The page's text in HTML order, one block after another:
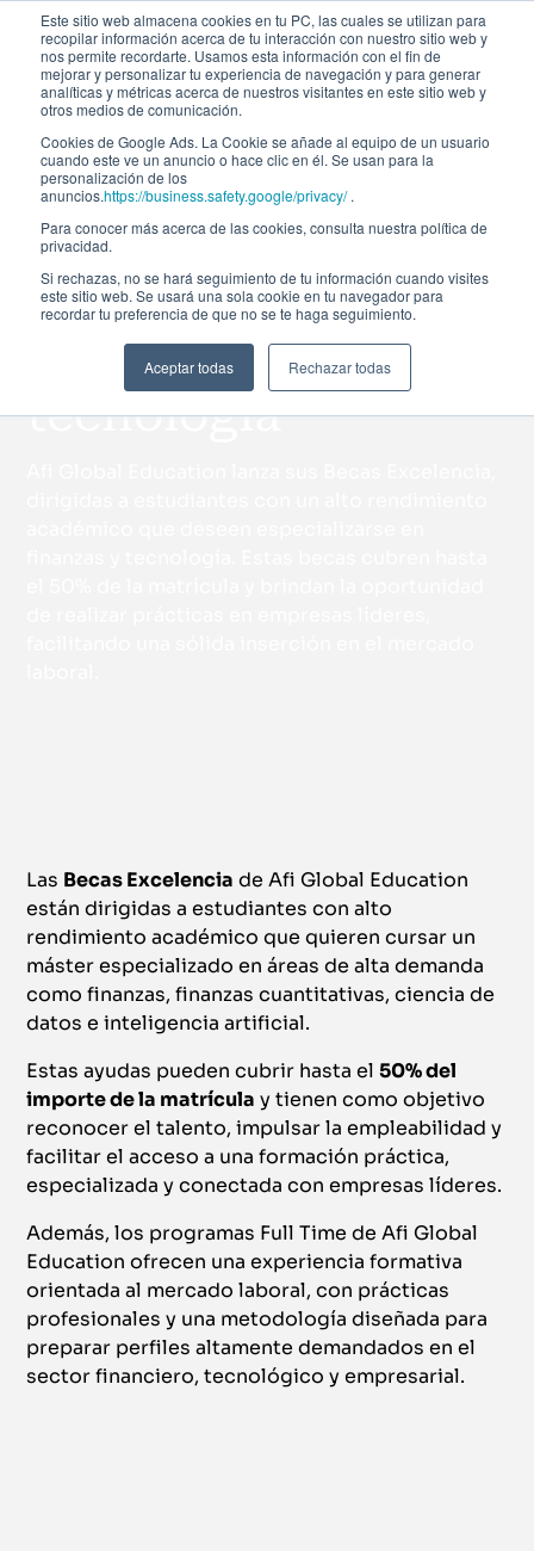
Este sitio web almacena cookies en tu PC, las cuales se utilizan para
recopilar información acerca de tu interacción con nuestro sitio web y
nos permite recordarte. Usamos esta información con el fin de
mejorar y personalizar tu experiencia de navegación y para generar
analíticas y métricas acerca de nuestros visitantes en este sitio web y
otros medios de comunicación.
Cookies de Google Ads. La Cookie se añade al equipo de un usuario
cuando este ve un anuncio o hace clic en él. Se usan para la
personalización de los
anuncios.https://business.safety.google/privacy/.
Para conocer más acerca de las cookies, consulta nuestra política de
privacidad.
Si rechazas, no se hará seguimiento de tu información cuando visites
este sitio web. Se usará una sola cookie en tu navegador para
recordar tu preferencia de que no se te haga seguimiento.
Aceptar todas Rechazar todas
Becas Excelencia
Afi: ayudas para
másteres en
finanzas y
tecnología
Las Becas Excelencia de Afi Global Education
están dirigidas a estudiantes con alto
rendimiento académico que quieren cursar un
máster especializado en áreas de alta demanda
como finanzas, finanzas cuantitativas, ciencia de
datos e inteligencia artificial.
Estas ayudas pueden cubrir hasta el50% del
importe de la matrícula y tienen como objetivo
reconocer el talento, impulsar la empleabilidad y
facilitar el acceso a una formación práctica,
especializada y conectada con empresas líderes.
Además, los programas Full Time de Afi Global
Education ofrecen una experiencia formativa
orientada al mercado laboral, con prácticas
profesionales y una metodología diseñada para
preparar perfiles altamente demandados en el
sector financiero, tecnológico y empresarial.